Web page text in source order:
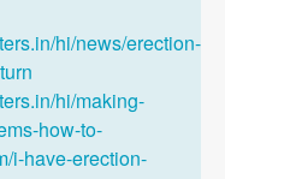
hi/news/erection-
hi/making-
how-to-
i-have-erection-